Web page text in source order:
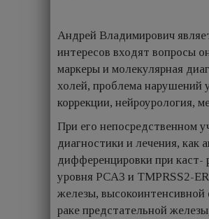
Андрей Владимирович
интересов входят вопросы
маркеры и молекулярная
холей, проблема нарушений
коррекции, нейроурология,
При его непосредственном
диагностики и лечения, как
дифференцировки при каст-
уровня РСАЗ и TMPRSS2-
железы, высокоинтенсивной
раке предстательной